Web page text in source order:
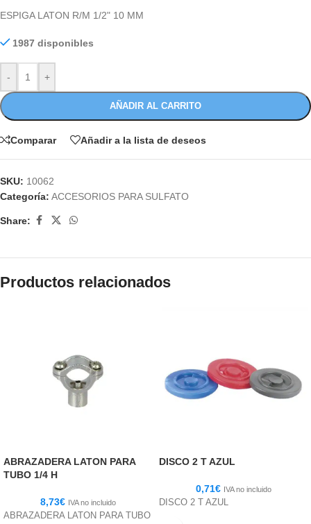
ESPIGA LATON R/M 1/2" 10 MM
1987 disponibles
- +
AÑADIR AL CARRITO
Comparar Añadir a la lista de deseos
SKU: 10062
Categoría: ACCESORIOS PARA SULFATO
Share:
Productos relacionados
ABRAZADERA LATON PARA
TUBO 1/4 H
8,73€ IVA no incluido
ABRAZADERA LATON PARA TUBO
DISCO 2 T AZUL
0,71€ IVA no incluido
DISCO 2 T AZUL